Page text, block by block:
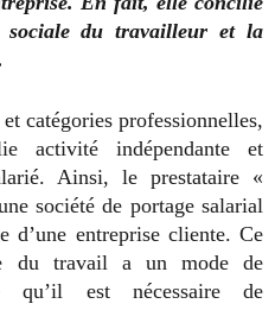
sociale du travailleur et la
catégories professionnelles,
activité indépendante et
Ainsi, le prestataire «
société de portage salarial
d’une entreprise cliente. Ce
du travail a un mode de
qu’il est nécessaire de